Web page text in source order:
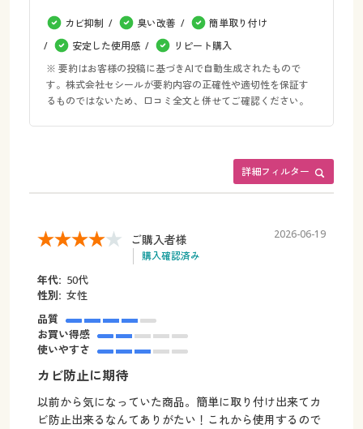
カビ抑制 臭い改善
簡単取り付け
安定した使用感
リピート購入
※ 要約はお客様の投稿に基づきAIで自動生成されたもので
す。株式会社セシールが要約内容の正確性や適切性を保証す
るものではないため、口コミ全文と併せてご確認ください。
詳細フィルター
ご購入者様
購入確認済み
2026-06-19
年代: 50代
性別: 女性
品質
お買い得感
使いやすさ
カビ防止に期待
以前から気になっていた商品。簡単に取り付け出来てカ
ビ防止出来るなんてありがたい！これから使用するので